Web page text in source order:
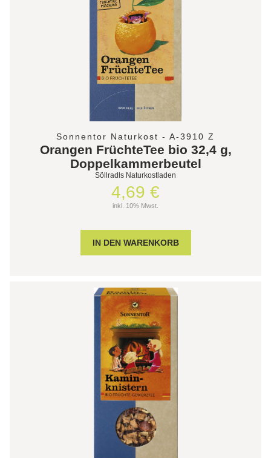
Sonnentor Naturkost - A-3910 Z
Orangen FrüchteTee bio 32,4 g,
Doppelkammerbeutel
Söllradls Naturkostladen
4,69 €
inkl. 10% Mwst.